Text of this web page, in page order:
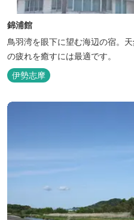
錦浦館
鳥羽湾を眼下に望む海辺の宿。
の疲れを癒すには最適です。
伊勢志摩